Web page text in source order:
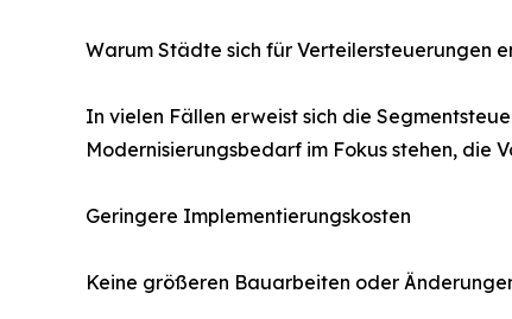
Warum Städte sich für Verteilersteuerungen
In vielen Fällen erweist sich die
Modernisierungsbedarf im Fokus stehen, die
Geringere Implementierungskosten
Keine größeren Bauarbeiten oder